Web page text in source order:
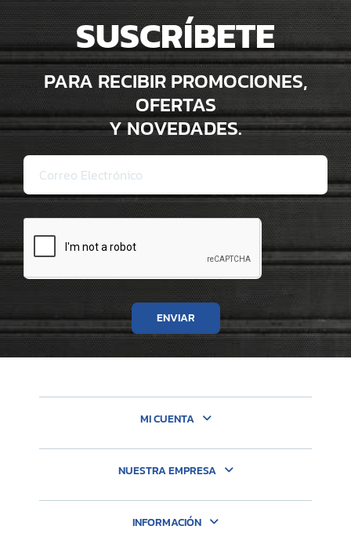
SUSCRÍBETE
PARA RECIBIR PROMOCIONES,
OFERTAS
Y NOVEDADES.
ENVIAR
MI CUENTA
NUESTRA EMPRESA
INFORMACIÓN